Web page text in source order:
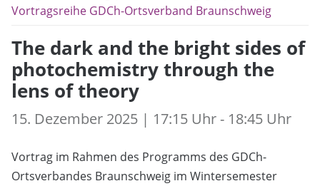
Vortragsreihe GDCh-Ortsverband Braunschweig
The dark and the bright sides of
photochemistry through the
lens of theory
15. Dezember 2025 | 17:15 Uhr - 18:45 Uhr
Vortrag im Rahmen des Programms des GDCh-
Ortsverbandes Braunschweig im Wintersemester